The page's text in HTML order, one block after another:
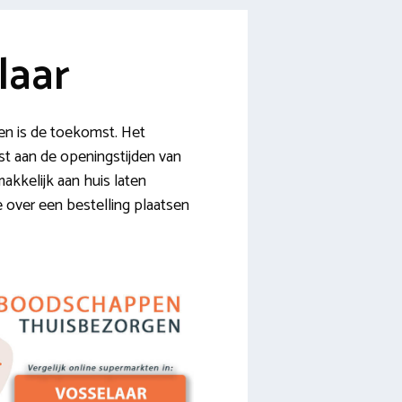
is de toekomst. Het
aan de openingstijden van
aan huis laten
een bestelling plaatsen